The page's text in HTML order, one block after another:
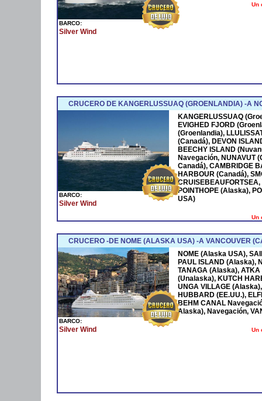
BARCO:
Silver Wind
Un
CRUCERO DE KANGERLUSSUAQ (GROENLANDIA) -A
BARCO:
Silver Wind
KANGERLUSSUAQ
EVIGHED FJORD
(Groenlandia),
(Canadá), DEVON
BEECHY ISLAND
Navegación, NUNAVUT
Canadá), CAMBRIDGE
HARBOUR (Canadá),
POINTHOPE (Alaska),
USA)
Un
CRUCERO -DE NOME (ALASKA USA) -A VANCOUVER
BARCO:
Silver Wind
NOME (Alaska USA),
PAUL ISLAND (Alaska),
TANAGA (Alaska),
(Unalaska), KUTCH
UNGA VILLAGE
HUBBARD (EE.UU.),
BEHM CANAL
Alaska), Navegación,
Un